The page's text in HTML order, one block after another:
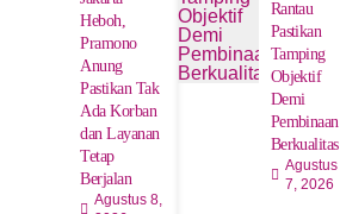
Heboh,
Pramono
Anung
Pastikan Tak
Ada Korban
dan Layanan
Tetap
Berjalan
Agustus 8,
Rantau
Pastikan
Tamping
Objektif
Demi
Pembinaan
Berkualitas
Agustus
7, 2026